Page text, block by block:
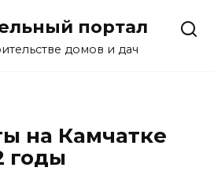
портал
домов и дач
на Камчатке
годы